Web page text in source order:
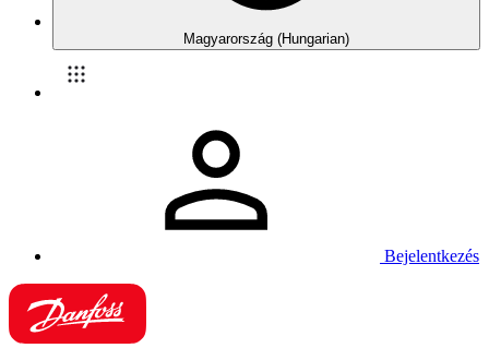
Magyarország (Hungarian)
Bejelentkezés